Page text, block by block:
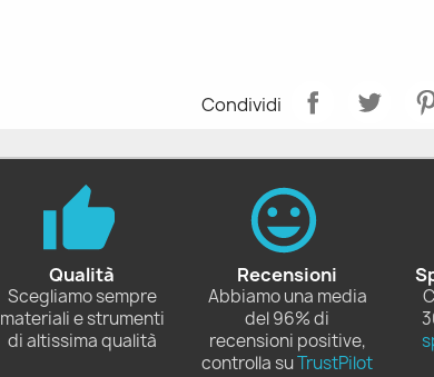
Condividi
Qualità
Scegliamo sempre
materiali e strumenti
di altissima qualità
Recensioni
Abbiamo una media
del 96% di
recensioni positive,
controlla suTrustPilot